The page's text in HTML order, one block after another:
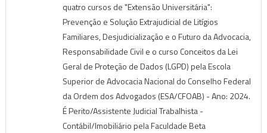
quatro cursos de "Extensão Universitária":
Prevenção e Solução Extrajudicial de Litígios
Familiares, Desjudicialização e o Futuro da Advocacia,
Responsabilidade Civil e o curso Conceitos da Lei
Geral de Proteção de Dados (LGPD) pela Escola
Superior de Advocacia Nacional do Conselho Federal
da Ordem dos Advogados (ESA/CFOAB) - Ano: 2024.
É Perito/Assistente Judicial Trabalhista -
Contábil/Imobiliário pela Faculdade Beta